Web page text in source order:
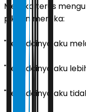
Mereka terus
pikiran mereka:
"Seandainya aku
"Seandainya aku
"Seandainya aku